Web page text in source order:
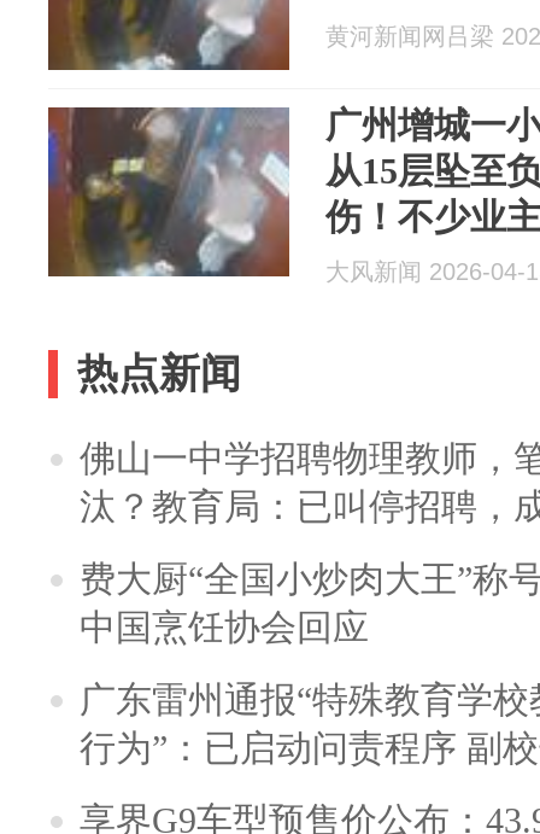
黄河新闻网吕梁
广州增城一
从15层坠至
伤！不少业
坠梯问题，
大风新闻 2026-04-
热点新闻
佛山一中学招聘物理教师，
汰？教育局：已叫停招聘，
费大厨“全国小炒肉大王”称
中国烹饪协会回应
广东雷州通报“特殊教育学
行为”：已启动问责程序 副
享界G9车型预售价公布：